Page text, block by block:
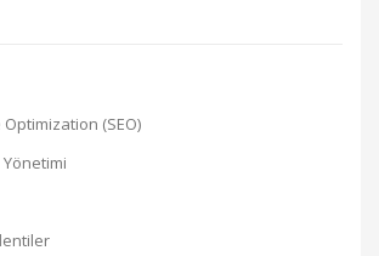
(SEO)